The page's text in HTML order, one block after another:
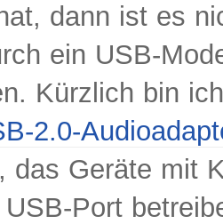
dann ist es
ein USB-
Kürzlich bin
2.0-
das Geräte mit
Port